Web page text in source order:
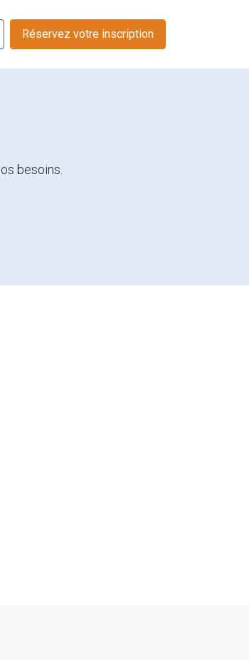
Réservez votre inscription
besoins.